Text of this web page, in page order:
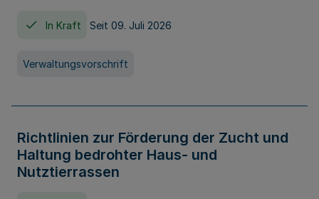
In Kraft Seit 09. Juli 2026
Verwaltungsvorschrift
Richtlinien zur Förderung der Zucht und
Haltung bedrohter Haus- und
Nutztierrassen